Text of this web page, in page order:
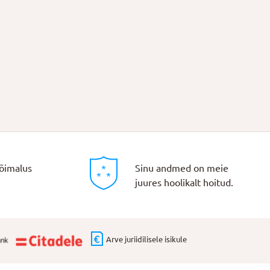
Sinu andmed on meie
juures hoolikalt hoitud.
Arve juriidilisele isikule